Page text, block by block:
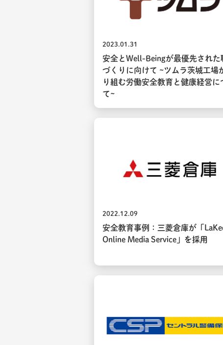
2023.01.31
安全とWell-Beingが最優先された
づくりに向けて ~ツムラ茨城工場
り組む労働安全教育と健康経営に
て~
2022.12.09
安全教育事例：三菱倉庫が「
Online Media Service」を採用